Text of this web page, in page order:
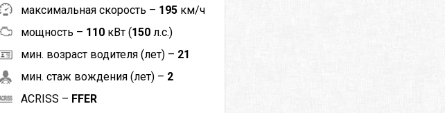
максимальная скорость – 195 км/ч
мощность – 110 кВт (150 л.с.)
мин. возраст водителя (лет) – 21
мин. стаж вождения (лет) – 2
ACRISS – FFER